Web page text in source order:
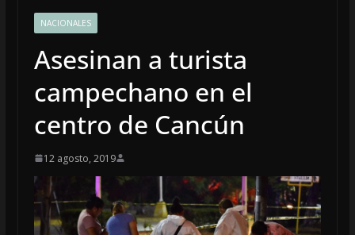
NACIONALES
Asesinan a turista
campechano en el
centro de Cancún
12 agosto, 2019